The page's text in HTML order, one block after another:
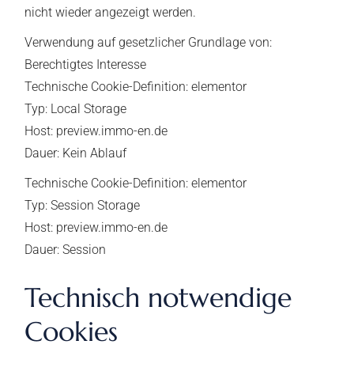
nicht wieder angezeigt werden.
Verwendung auf gesetzlicher Grundlage von:
Berechtigtes Interesse
Technische Cookie-Definition: elementor
Typ: Local Storage
Host: preview.immo-en.de
Dauer: Kein Ablauf
Technische Cookie-Definition: elementor
Typ: Session Storage
Host: preview.immo-en.de
Dauer: Session
Technisch notwendige
Cookies